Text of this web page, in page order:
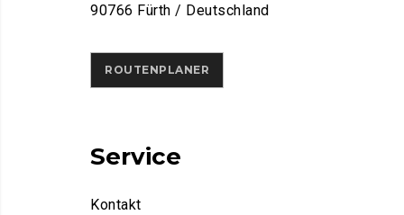
90766 Fürth / Deutschland
ROUTENPLANER
Service
Kontakt